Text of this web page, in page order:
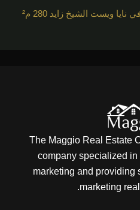
ويست الشيخ زايد 280 م²
The Maggio Real Estate
company specialized
marketing and providing
marketing